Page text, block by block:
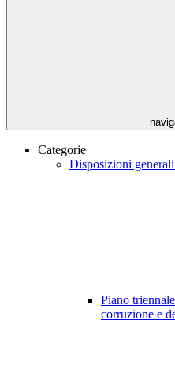
Categorie
Disposizioni generali
Piano
corruzione e